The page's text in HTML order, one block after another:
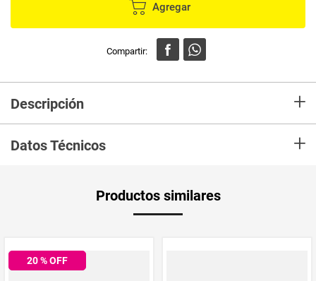
Agregar
Descripción +
Datos Técnicos +
Peso Neto
Productos similares
20% OFF